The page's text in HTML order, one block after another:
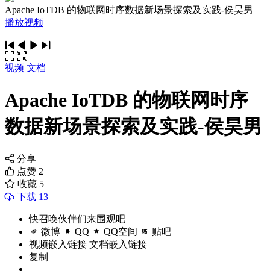
Apache IoTDB 的物联网时序数据新场景探索及实践-侯昊男
播放视频
视频 文档
Apache IoTDB 的物联网时序
数据新场景探索及实践-侯昊男
分享
点赞 2
收藏 5
下载 13
快召唤伙伴们来围观吧
微博 QQ QQ空间 贴吧
视频嵌入链接 文档嵌入链接
复制